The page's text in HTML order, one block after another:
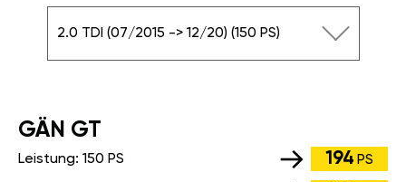
2.0 TDI (07/2015 -> 12/20) (150 PS)
GÄN GT
Leistung: 150 PS 194 PS